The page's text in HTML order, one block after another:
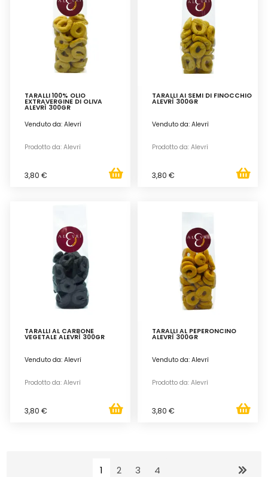
TARALLI 100% OLIO
EXTRAVERGINE DI OLIVA
ALEVRÌ 300GR
Venduto da: Alevrì
Prodotto da: Alevrì
3,80 €
TARALLI AI SEMI DI FINOCCHIO
ALEVRÌ 300GR
Venduto da: Alevrì
Prodotto da: Alevrì
3,80 €
TARALLI AL CARBONE
VEGETALE ALEVRÌ 300GR
Venduto da: Alevrì
Prodotto da: Alevrì
3,80 €
TARALLI AL PEPERONCINO
ALEVRÌ 300GR
Venduto da: Alevrì
Prodotto da: Alevrì
3,80 €
1 2 3 4